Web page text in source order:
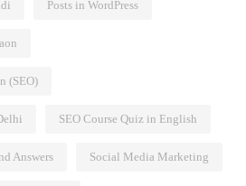
Posts in WordPress
(SEO)
SEO Course Quiz in English
Answers Social Media Marketing